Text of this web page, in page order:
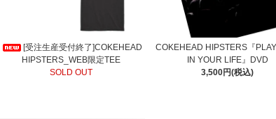
[受注生産受付終了]COKEHEAD
HIPSTERS_WEB限定TEE
SOLD OUT
COKEHEAD HIPSTERS『
IN YOUR LIFE』DVD
3,500円(税込)